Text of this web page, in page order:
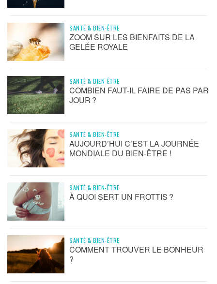
SANTÉ & BIEN-ÊTRE
ZOOM SUR LES BIENFAITS DE LA
GELÉE ROYALE
SANTÉ & BIEN-ÊTRE
COMBIEN FAUT-IL FAIRE DE PAS PAR
JOUR ?
SANTÉ & BIEN-ÊTRE
AUJOURD’HUI C’EST LA JOURNÉE
MONDIALE DU BIEN-ÊTRE !
SANTÉ & BIEN-ÊTRE
À QUOI SERT UN FROTTIS ?
SANTÉ & BIEN-ÊTRE
COMMENT TROUVER LE BONHEUR
?